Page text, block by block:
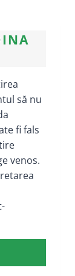
să nu
fi fals
venos.